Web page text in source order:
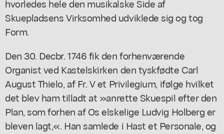
hvorledes hele den musikalske Side af
Skuepladsens Virksomhed udviklede sig og tog
Form.
Den 30. Decbr. 1746 fik den forhenværende
Organist ved Kastelskirken den tyskfødte Carl
August Thielo, af Fr. V et Privilegium, ifølge hvilket
det blev ham tilladt at »anrette Skuespil efter den
Plan, som forhen af Os elskelige Ludvig Holberg er
bleven lagt,«. Han samlede i Hast et Personale, og